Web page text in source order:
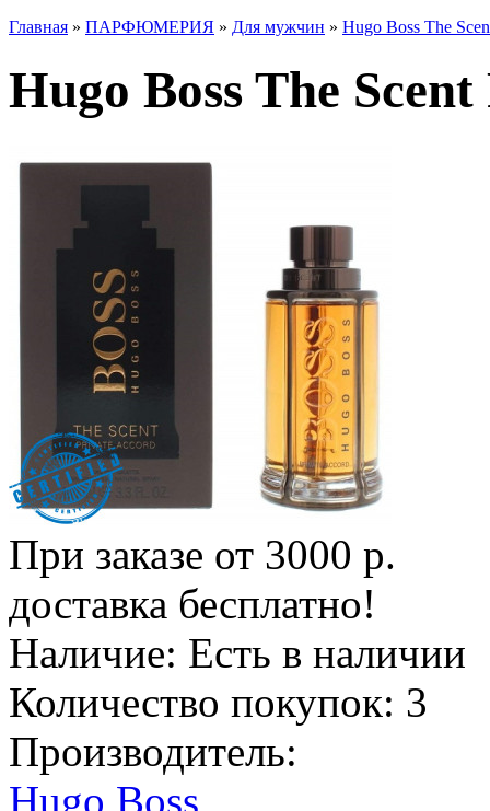
Главная » ПАРФЮМЕРИЯ » Для мужчин » Hugo Boss The
Hugo Boss The
При заказе от 3000 р.
доставка бесплатно!
Наличие: Есть в наличии
Количество покупок: 3
Производитель:
Hugo Boss